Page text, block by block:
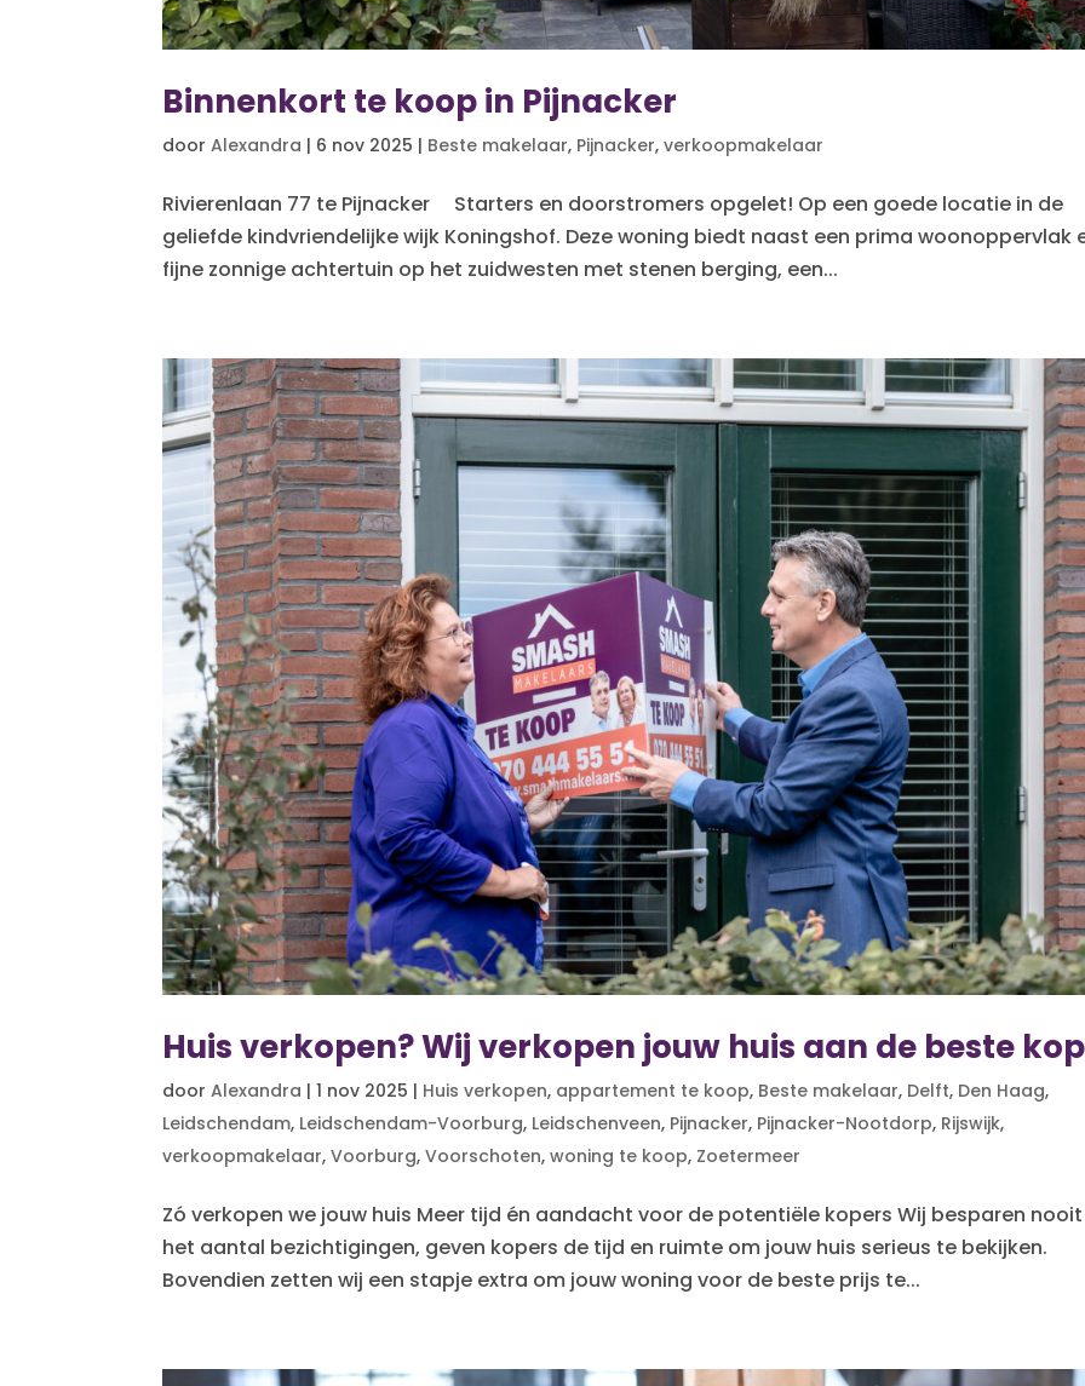
Binnenkort te koop in Pijnacker
doorAlexandra | 6 nov 2025 | Beste makelaar, Pijnacker,verkoopmakelaar
Rivierenlaan 77 te Pijnacker Starters en doorstromers opgelet! Op een goede locatie in de
geliefde kindvriendelijke wijk Koningshof. Deze woning biedt naast een prima woonoppervlak
fijne zonnige achtertuin op het zuidwesten met stenen berging, een...
Huis verkopen? Wij verkopen jouw huis aan de beste
doorAlexandra |1 nov 2025 | Huis verkopen, appartement te koop, Beste makelaar, Delft, Den Haag,
Leidschendam, Leidschendam-Voorburg, Leidschenveen, Pijnacker, Pijnacker-Nootdorp, Rijswijk,
verkoopmakelaar,Voorburg,Voorschoten,woning te koop, Zoetermeer
Zó verkopen we jouw huis Meer tijd én aandacht voor de potentiële kopers Wij besparen
het aantal bezichtigingen, geven kopers de tijd en ruimte om jouw huis serieus te bekijken.
Bovendien zetten wij een stapje extra om jouw woning voor de beste prijs te...